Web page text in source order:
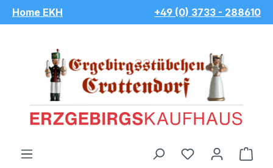
Zum Hauptinhalt springen
Home EKH +49 (0) 3733 - 288610
Du hast 0